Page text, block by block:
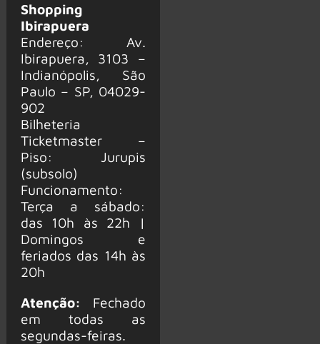
Shopping
Ibirapuera
Endereço: Av.
Ibirapuera, 3103 –
Indianópolis, São
Paulo – SP, 04029-
902
Bilheteria
Ticketmaster –
Piso: Jurupis
(subsolo)
Funcionamento:
Terça a sábado:
das 10h às 22h |
Domingos e
feriados das 14h às
20h
Atenção: Fechado
em todas as
segundas-feiras.